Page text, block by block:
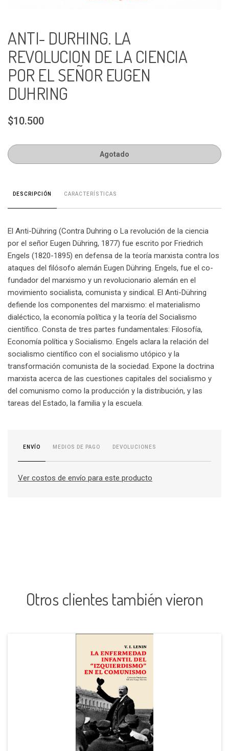
ANTI- DURHING. LA
REVOLUCION DE LA CIENCIA
POR EL SEÑOR EUGEN
DUHRING
$10.500
Agotado
DESCRIPCIÓN CARACTERÍSTICAS
El Anti-Dühring (Contra Duhring o La revolución de la ciencia
por el señor Eugen Dühring, 1877) fue escrito por Friedrich
Engels (1820-1895) en defensa de la teoría marxista contra los
ataques del filósofo alemán Eugen Dühring. Engels, fue el co-
fundador del marxismo y un revolucionario alemán en el
movimiento socialista, comunista y sindical. El Anti-Dühring
defiende los componentes del marxismo: el materialismo
dialéctico, la economía política y la teoría del Socialismo
científico. Consta de tres partes fundamentales: Filosofía,
Economía política y Socialismo. Engels aclara la relación del
socialismo científico con el socialismo utópico y la
transformación comunista de la sociedad. Expone la doctrina
marxista acerca de las cuestiones capitales del socialismo y
del comunismo como la producción y la distribución, y las
tareas del Estado, la familia y la escuela.
ENVÍO MEDIOS DE PAGO DEVOLUCIONES
Ver costos de envío para este producto
Otros clientes también vieron